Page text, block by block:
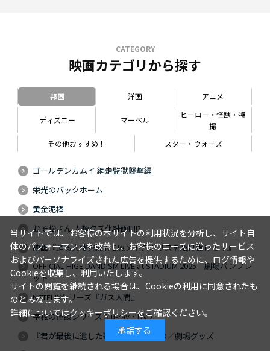
CATEGORY
映画カテゴリから探す
邦画 洋画 アニメ
ディズニー マーベル
ヒーロー・怪獣・特
撮
その他おすすめ！
スター・ウォーズ
ゴールデンカムイ 網走監獄襲撃編
栄光のバックホーム
黄金泥棒
おそ松さん 人類クズ化計画!!!!!?
映画『踊る大捜査線 N.E.W.メトロポリスを駆け抜けろ！』
OFFICIAL HIGE DANDISM LIVE at STADIUM 2025 劇場パンフレ
ット
NETFLIXシリーズ『ガス人間』
学校の怪談シリーズ Blu-ray・DVD
『君が最後に遺した歌』Blu-ray・DVD／劇場グッズ
当サイトでは、お客様の本サイトの利用状況を分析し、サイト自
体のパフォーマンスを改善し、お客様のニーズに沿ったサービス
およびパーソナライズされた広告を提供するために、ログ情報や
Cookieを収集し、利用いたします。
サイトの閲覧を継続される場合は、Cookieの利用に同意されたも
のとみなします。
詳細についてはクッキーポリシーをご確認ください。
承諾する